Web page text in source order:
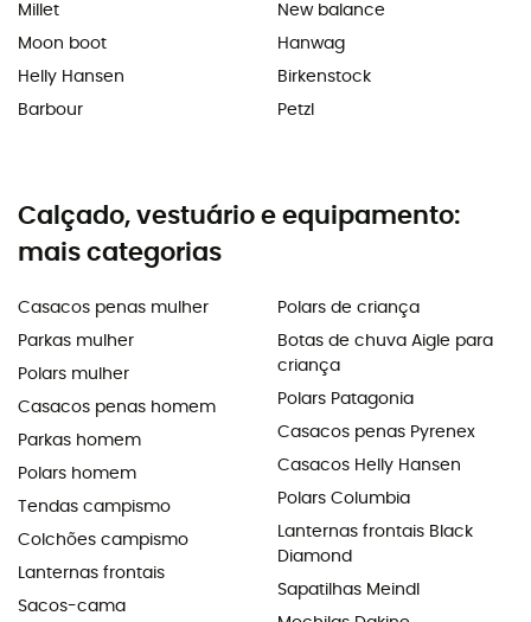
Millet
Moon boot
Helly Hansen
Barbour
New balance
Hanwag
Birkenstock
Petzl
Calçado, vestuário e equipamento:
mais categorias
Casacos penas mulher
Parkas mulher
Polars mulher
Casacos penas homem
Parkas homem
Polars homem
Tendas campismo
Colchões campismo
Lanternas frontais
Sacos-cama
Polars de criança
Botas de chuva Aigle para
criança
Polars Patagonia
Casacos penas Pyrenex
Casacos Helly Hansen
Polars Columbia
Lanternas frontais Black
Diamond
Sapatilhas Meindl